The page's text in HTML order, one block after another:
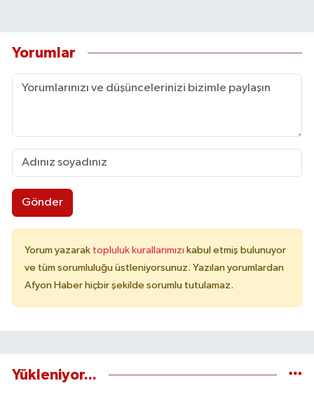
Yorumlar
Gönder
Yorum yazarak topluluk kurallarımızı kabul etmiş bulunuyor
ve tüm sorumluluğu üstleniyorsunuz. Yazılan yorumlardan
Afyon Haber hiçbir şekilde sorumlu tutulamaz.
Yükleniyor...